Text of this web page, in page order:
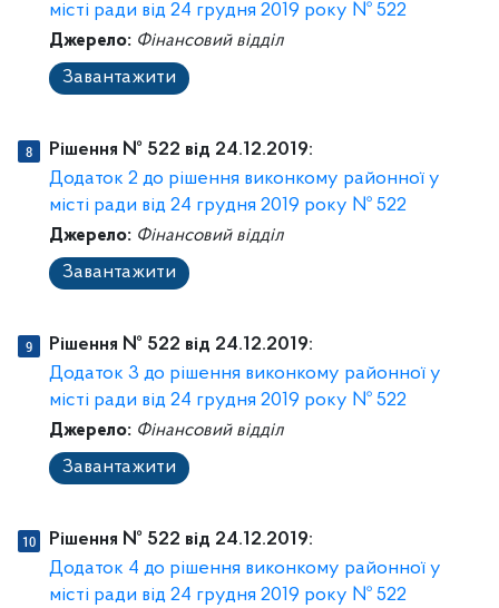
місті ради від 24 грудня 2019 року № 522
Джерело: Фінансовий відділ
Завантажити
Рішення № 522 від 24.12.2019:
Додаток 2 до рішення виконкому районної у
місті ради від 24 грудня 2019 року № 522
Джерело: Фінансовий відділ
Завантажити
Рішення № 522 від 24.12.2019:
Додаток 3 до рішення виконкому районної у
місті ради від 24 грудня 2019 року № 522
Джерело: Фінансовий відділ
Завантажити
Рішення № 522 від 24.12.2019:
Додаток 4 до рішення виконкому районної у
місті ради від 24 грудня 2019 року № 522